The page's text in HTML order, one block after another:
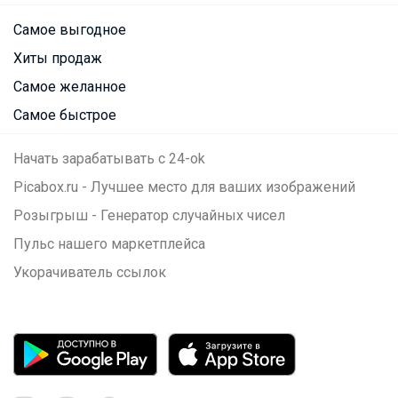
Самое выгодное
Хиты продаж
Самое желанное
Самое быстрое
Начать зарабатывать с 24-ok
Picabox.ru - Лучшее место для ваших изображений
Розыгрыш - Генератор случайных чисел
Пульс нашего маркетплейса
Укорачиватель ссылок